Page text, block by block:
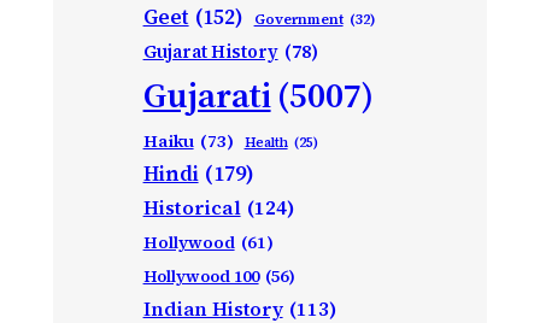
Geet (152) Government (32)
Gujarat History (78)
Gujarati(5007)
Haiku (73) Health (25)
Hindi (179)
Historical (124)
Hollywood (61)
Hollywood 100 (56)
Indian History (113)